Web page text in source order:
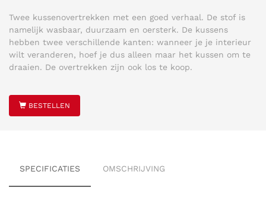
Twee kussenovertrekken met een goed verhaal. De stof is
namelijk wasbaar, duurzaam en oersterk. De kussens
hebben twee verschillende kanten: wanneer je je interieur
wilt veranderen, hoef je dus alleen maar het kussen om te
draaien. De overtrekken zijn ook los te koop.
BESTELLEN
SPECIFICATIES OMSCHRIJVING